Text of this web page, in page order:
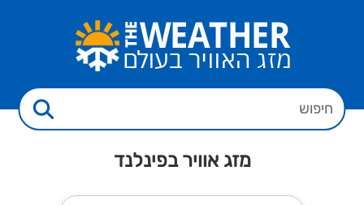
מזג אוויר בפינלנד